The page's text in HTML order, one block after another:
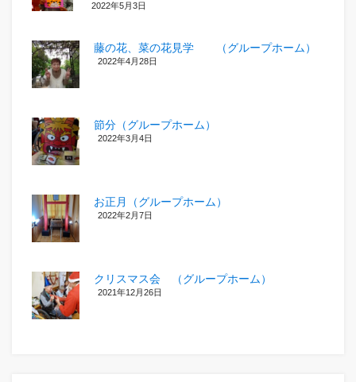
2022年5月3日
藤の花、菜の花見学 （グループホーム）
2022年4月28日
節分（グループホーム）
2022年3月4日
お正月（グループホーム）
2022年2月7日
クリスマス会 （グループホーム）
2021年12月26日